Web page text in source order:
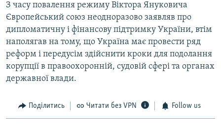
З часу повалення режиму Віктора Януковича
Європейський союз неодноразово заявляв про
дипломатичну і фінансову підтримку України, втім
наполягав на тому, що Україна має провести ряд
реформ і передусім здійснити кроки для подолання
корупції в правоохоронній, судовій сфері та органах
державної влади.
Поділитись Читати без VPN Follow us